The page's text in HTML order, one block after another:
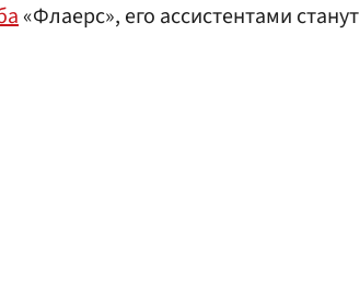
«Флаерс», его ассистентами станут